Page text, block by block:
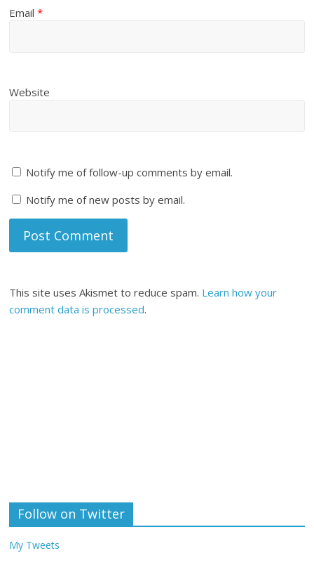
Email*
Website
Notify me of follow-up comments by email.
Notify me of new posts by email.
This site uses Akismet to reduce spam. Learn how your
comment data is processed.
Follow on Twitter
My Tweets